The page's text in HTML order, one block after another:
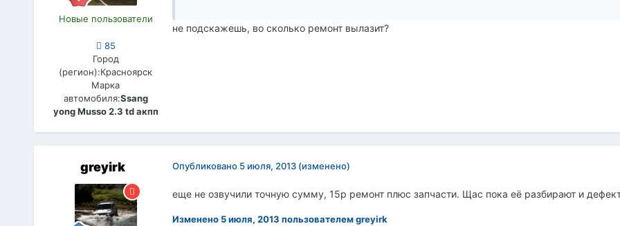
Новые пользователи
85
Город
(регион):Красноярск
Марка
автомобиля:Ssang
yong Musso 2.3 td акпп
не подскажешь, во сколько ремонт вылазит?
greyirk Опубликовано 5 июля, 2013 (изменено)
еще не озвучили точную сумму, 15р ремонт плюс запчасти. Щас пока её разбирают и
Изменено 5 июля, 2013 пользователем greyirk